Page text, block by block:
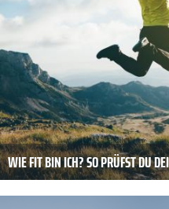
WIE FIT BIN ICH? SO PRÜFST DU